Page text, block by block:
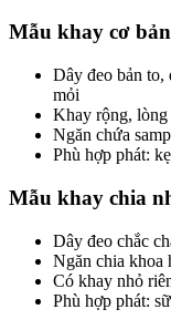
Mẫu khay cơ
Dây đeo bản to,
mỏi
Khay rộng, lòng
Ngăn chứa
Phù hợp phát:
Mẫu khay chia
Dây đeo chắc
Ngăn chia khoa
Có khay nhỏ
Phù hợp phát: